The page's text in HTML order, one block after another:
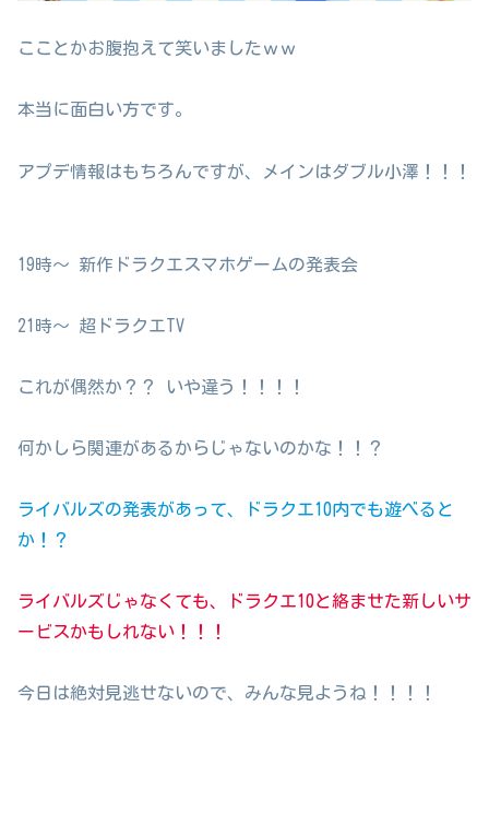
こことかお腹抱えて笑いましたｗｗ
本当に面白い方です。
アプデ情報はもちろんですが、メインはダブル小澤！！！
19時～ 新作ドラクエスマホゲームの発表会
21時～ 超ドラクエTV
これが偶然か？？ いや違う！！！！
何かしら関連があるからじゃないのかな！！？
ライバルズの発表があって、ドラクエ10内でも遊べると
か！？
ライバルズじゃなくても、ドラクエ10と絡ませた新しいサ
ービスかもしれない！！！
今日は絶対見逃せないので、みんな見ようね！！！！